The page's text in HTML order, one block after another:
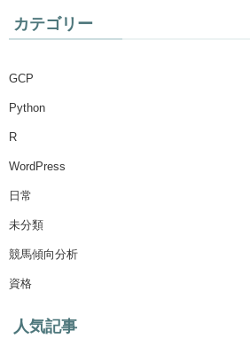
カテゴリー
GCP
Python
R
WordPress
日常
未分類
競馬傾向分析
資格
人気記事